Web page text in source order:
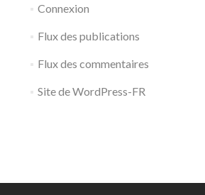
Connexion
Flux des publications
Flux des commentaires
Site de WordPress-FR